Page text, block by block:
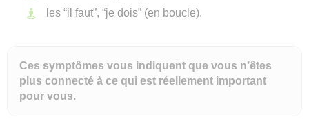
les “il faut”, “je dois” (en boucle).
Ces symptômes vous indiquent que vous n’êtes
plus connecté à ce qui est réellement important
pour vous.